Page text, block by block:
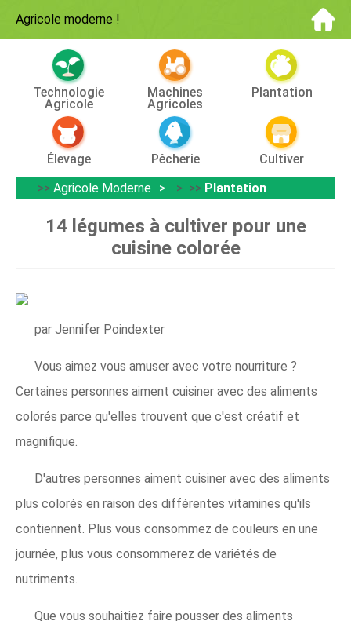
Agricole moderne !
Technologie
Agricole
Machines
Agricoles
Plantation
Élevage Pêcherie
Cultiver
>> Agricole Moderne > >> Plantation
14 légumes à cultiver pour une
cuisine colorée
par Jennifer Poindexter
Vous aimez vous amuser avec votre nourriture ?
Certaines personnes aiment cuisiner avec des aliments
colorés parce qu'elles trouvent que c'est créatif et
magnifique.
D'autres personnes aiment cuisiner avec des aliments
plus colorés en raison des différentes vitamines qu'ils
contiennent. Plus vous consommez de couleurs en une
journée, plus vous consommerez de variétés de
nutriments.
Que vous souhaitiez faire pousser des aliments